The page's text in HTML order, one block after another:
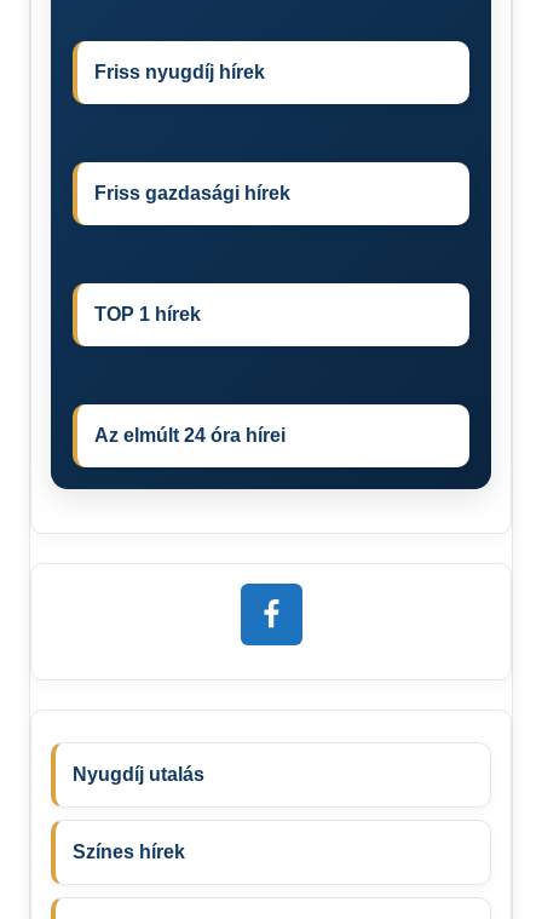
Friss nyugdíj hírek
Friss gazdasági hírek
TOP 1 hírek
Az elmúlt 24 óra hírei
Nyugdíj utalás
Színes hírek